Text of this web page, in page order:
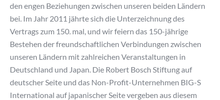
den engen Beziehungen zwischen unseren beiden Ländern
bei. Im Jahr 2011 jährte sich die Unterzeichnung des
Vertrags zum 150. mal, und wir feiern das 150-jährige
Bestehen der freundschaftlichen Verbindungen zwischen
unseren Ländern mit zahlreichen Veranstaltungen in
Deutschland und Japan. Die Robert Bosch Stiftung auf
deutscher Seite und das Non-Profit-Unternehmen BIG-S
International auf japanischer Seite vergeben aus diesem